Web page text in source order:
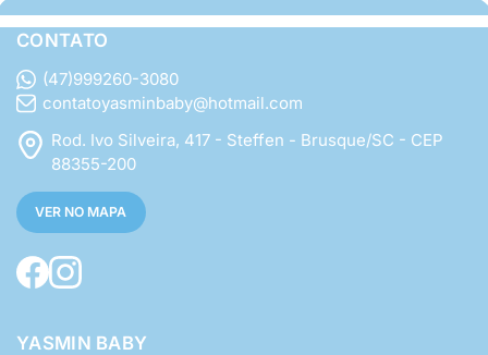
CONTATO
(47)999260-3080
contatoyasminbaby@hotmail.com
Rod. Ivo Silveira, 417 - Steffen - Brusque/SC - CEP
88355-200
VER NO MAPA
YASMIN BABY